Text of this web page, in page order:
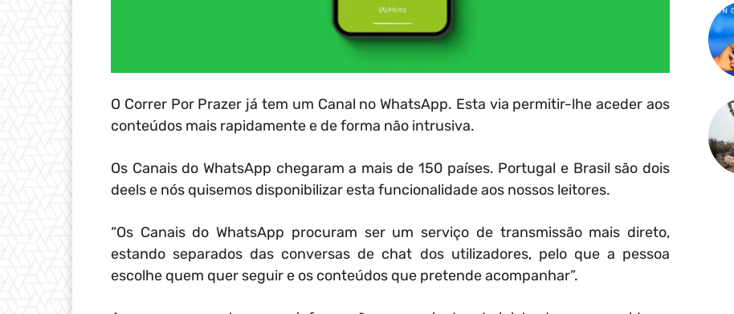
O Correr Por Prazer já tem um Canal no WhatsApp. Esta via permitir-lhe aceder aos
conteúdos mais rapidamente e de forma não intrusiva.
Os Canais do WhatsApp chegaram a mais de 150 países. Portugal e Brasil são dois
deels e nós quisemos disponibilizar esta funcionalidade aos nossos leitores.
“Os Canais do WhatsApp procuram ser um serviço de transmissão mais direto,
estando separados das conversas de chat dos utilizadores, pelo que a pessoa
escolhe quem quer seguir e os conteúdos que pretende acompanhar”.